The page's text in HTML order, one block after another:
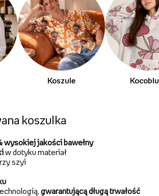
Koszule
koszulka
wysokiej jakości bawełny
w dotyku materiał
szyi
gwarantującą długątrwałość